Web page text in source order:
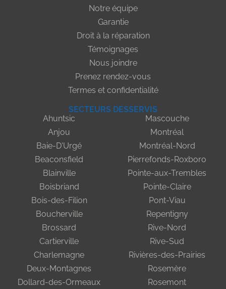
Notre équipe
Garantie
Droit à la réparation
Témoignages
Nous joindre
Prenez rendez-vous
Termes et confidentialité
SECTEURS DESSERVIS
Ahuntsic
Anjou
Baie-D'Urgé
Beaconsfield
Blainville
Boisbriand
Bois-des-Filion
Boucherville
Brossard
Cartierville
Charlemagne
Deux-Montagnes
Dollard-des-Ormeaux
Mascouche
Montréal
Montréal-Nord
Pierrefonds-Roxboro
Pointe-aux-Trembles
Pointe-Claire
Pont-Viau
Repentigny
Rive-Nord
Rive-Sud
Rivières-des-Prairies
Rosemère
Rosemont